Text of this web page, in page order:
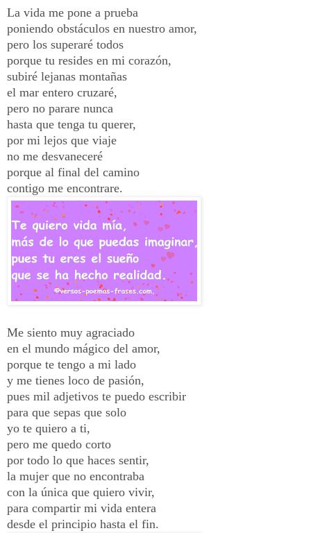
La vida me pone a prueba
poniendo obstáculos en nuestro amor,
pero los superaré todos
porque tu resides en mi corazón,
subiré lejanas montañas
el mar entero cruzaré,
pero no parare nunca
hasta que tenga tu querer,
por mi lejos que viaje
no me desvaneceré
porque al final del camino
contigo me encontrare.
Me siento muy agraciado
en el mundo mágico del amor,
porque te tengo a mi lado
y me tienes loco de pasión,
pues mil adjetivos te puedo escribir
para que sepas que solo
yo te quiero a ti,
pero me quedo corto
por todo lo que haces sentir,
la mujer que no encontraba
con la única que quiero vivir,
para compartir mi vida entera
desde el principio hasta el fin.